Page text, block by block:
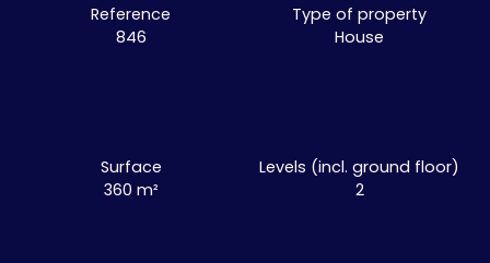
Reference
846
Type of property
House
Surface
360 m²
Levels (incl. ground floor)
2